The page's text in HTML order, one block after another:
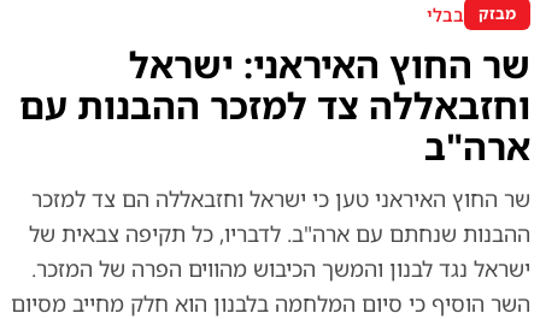
מבזק בבלי
שר החוץ האיראני: ישראל
וחזבאללה צד למזכר ההבנות עם
ארה"ב
שר החוץ האיראני טען כי ישראל וחזבאללה הם צד למזכר
ההבנות שנחתם עם ארה"ב. לדבריו, כל תקיפה צבאית של
ישראל נגד לבנון והמשך הכיבוש מהווים הפרה של המזכר.
השר הוסיף כי סיום המלחמה בלבנון הוא חלק מחייב מסיום